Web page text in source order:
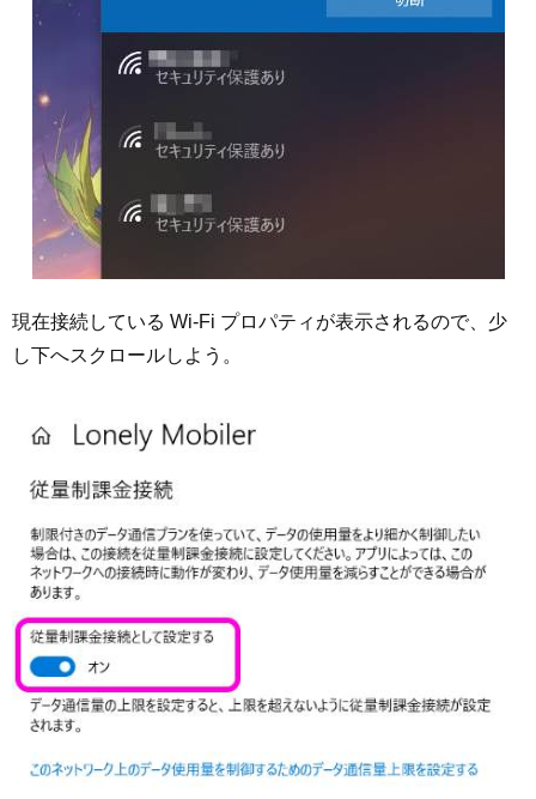
現在接続している Wi-Fi プロパティが表示されるので、少
し下へスクロールしよう。